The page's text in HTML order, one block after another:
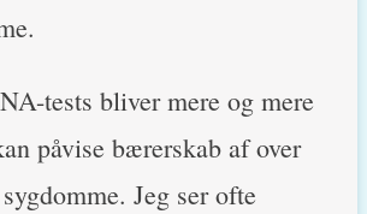
tests bliver mere og mere
påvise bærerskab af over
Jeg ser ofte